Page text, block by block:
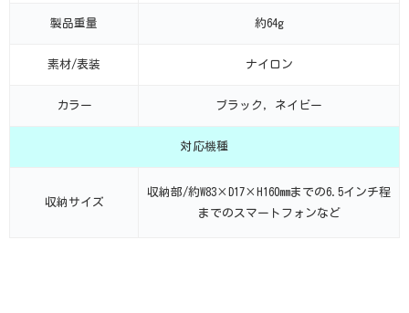
製品重量 約64g
素材/表装 ナイロン
カラー ブラック，ネイビー
対応機種
収納サイズ
収納部/約W83×D17×H160mmまでの6.5インチ程
までのスマートフォンなど